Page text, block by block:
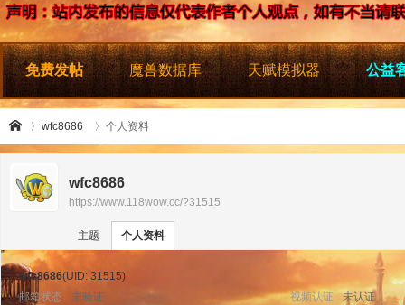
免费发帖 魔兽数据库 天赋模拟器 公益
wfc8686
›
个人资料
wfc8686
https://www.118wow.cc/?31515
主题 个人资料
wfc8686(UID: 31515)
邮箱状态
未验证 视频认证 未认证